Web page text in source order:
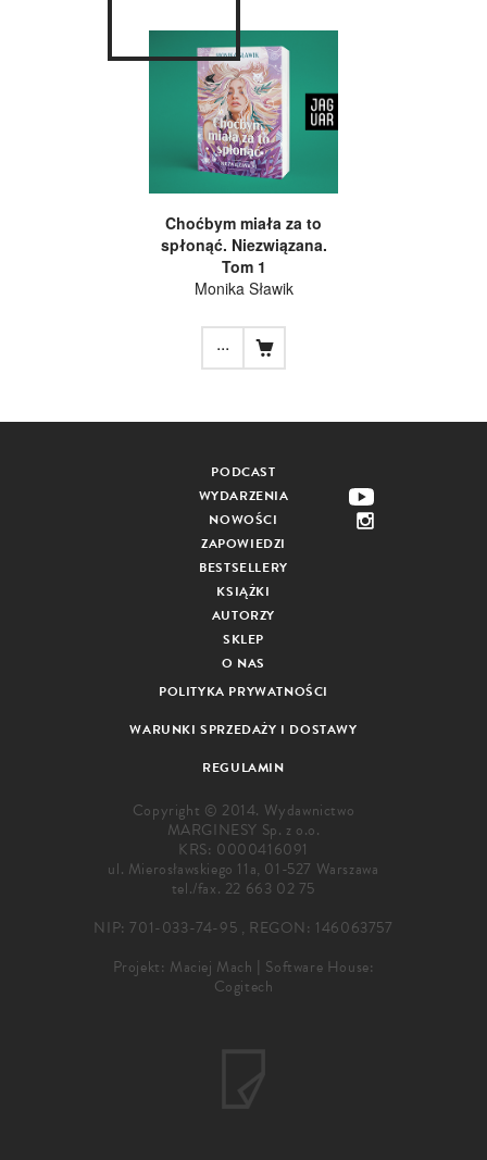
Choćbym miała za to
spłonąć. Niezwiązana.
Tom 1
Monika Sławik
...
PODCAST
WYDARZENIA
NOWOŚCI
ZAPOWIEDZI
BESTSELLERY
KSIĄŻKI
AUTORZY
SKLEP
O NAS
POLITYKA PRYWATNOŚCI
WARUNKI SPRZEDAŻY I DOSTAWY
REGULAMIN
Copyright © 2014. Wydawnictwo
MARGINESY Sp. z o.o.
KRS: 0000416091
ul. Mierosławskiego 11a, 01-527 Warszawa
tel./fax. 22 663 02 75
NIP: 701-033-74-95 , REGON: 146063757
Projekt: Maciej Mach | Software House:
Cogitech